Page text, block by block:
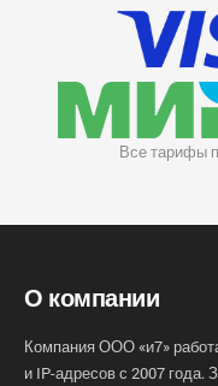
Все тарифы
О компании
Компания ООО «и7»
и IP-адресов с 2007 года.